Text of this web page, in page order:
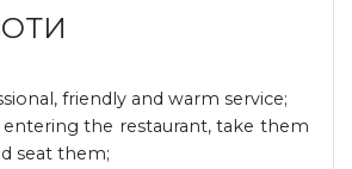
friendly and warm service;
the restaurant, take them
seat them;